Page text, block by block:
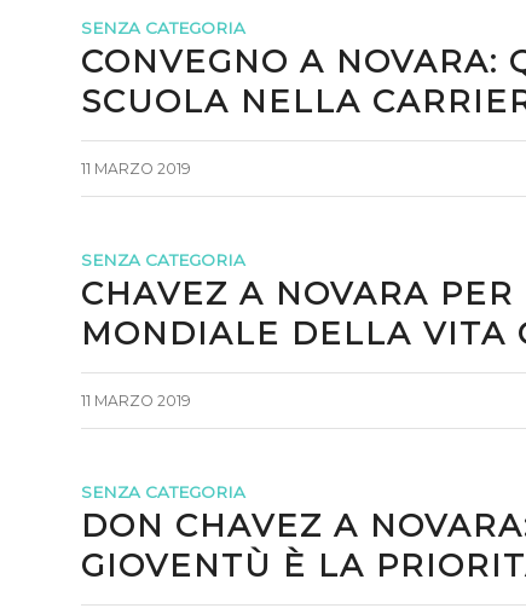
SENZA CATEGORIA
CONVEGNO A NOVARA:
SCUOLA NELLA
11 MARZO 2019
SENZA CATEGORIA
CHAVEZ A NOVARA
MONDIALE DELLA VITA
11 MARZO 2019
SENZA CATEGORIA
DON CHAVEZ A
GIOVENTÙ È LA